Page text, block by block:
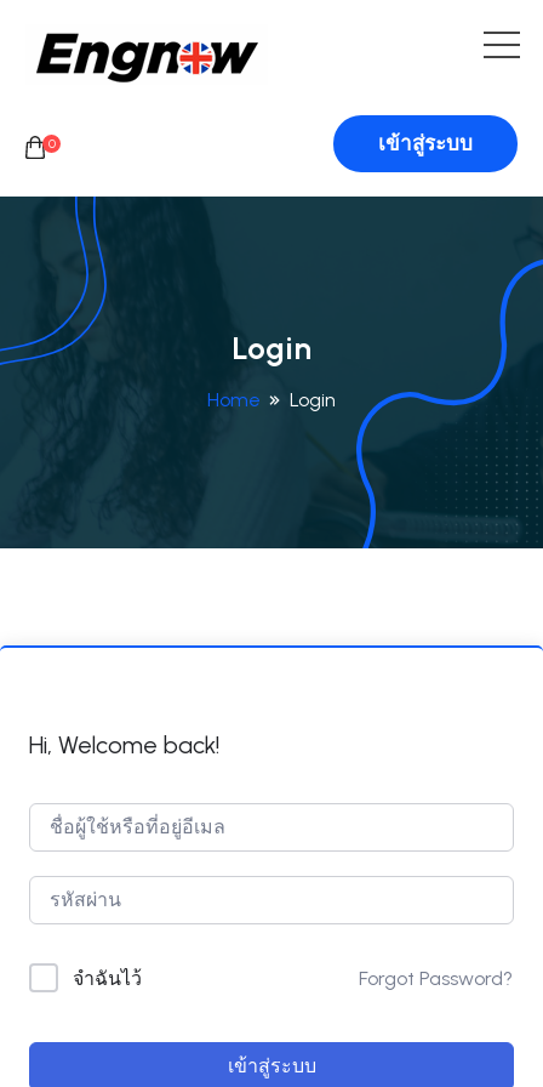
0 เข้าสู่ระบบ
Login
Home Login
Hi, Welcome back!
จำฉันไว้ Forgot Password?
เข้าสู่ระบบ